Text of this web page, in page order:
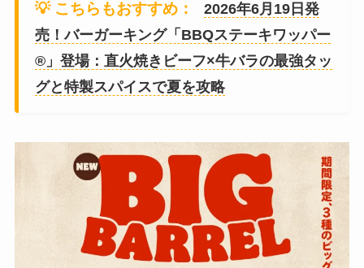
💡 こちらもおすすめ：
2026年6月19日発
売！バーガーキング「BBQステーキワッパー
®」登場：直火焼きビーフ×牛バラの最強タッ
グと特製スパイスで夏を攻略